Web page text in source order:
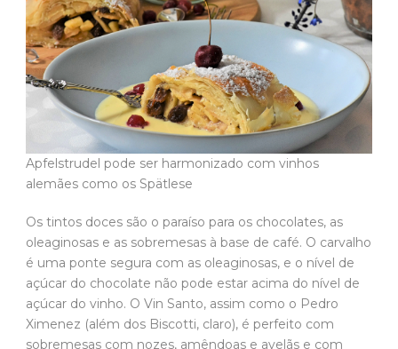
Apfelstrudel pode ser harmonizado com vinhos
alemães como os Spätlese
Os tintos doces são o paraíso para os chocolates, as
oleaginosas e as sobremesas à base de café. O carvalho
é uma ponte segura com as oleaginosas, e o nível de
açúcar do chocolate não pode estar acima do nível de
açúcar do vinho. O Vin Santo, assim como o Pedro
Ximenez (além dos Biscotti, claro), é perfeito com
sobremesas com nozes, amêndoas e avelãs e com